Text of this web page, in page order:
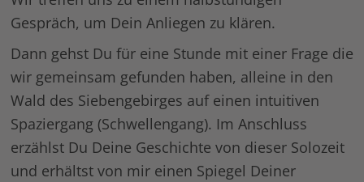
Gespräch, um Dein Anliegen zu klären.
Dann gehst Du für eine Stunde mit einer Frage die
wir gemeinsam gefunden haben, alleine in den
Wald des Siebengebirges auf einen intuitiven
Spaziergang (Schwellengang). Im Anschluss
erzählst Du Deine Geschichte von dieser Solozeit
und erhältst von mir einen Spiegel Deiner